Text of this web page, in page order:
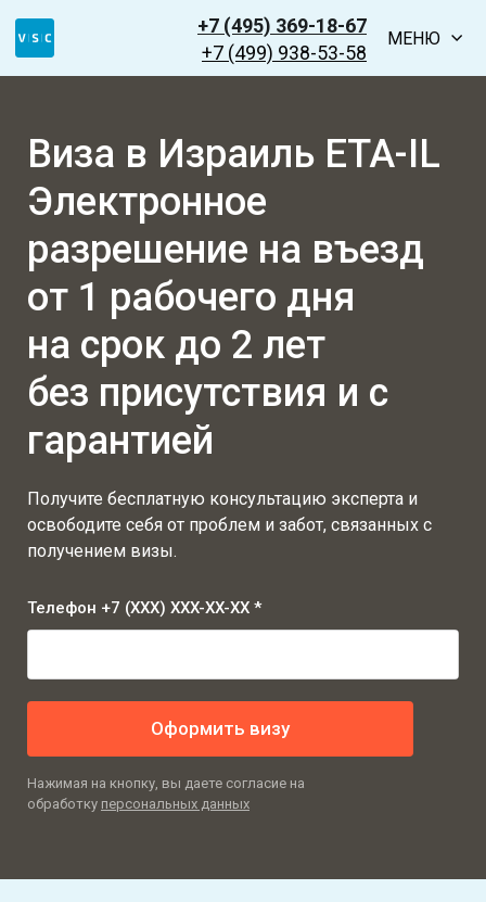
+7 (495) 369-18-67
+7 (499) 938-53-58
МЕНЮ
Виза в Израиль ETA-IL
Электронное
разрешение на въезд
от 1 рабочего дня
на срок до 2 лет
без присутствия и с
гарантией
Получите бесплатную консультацию эксперта и
освободите себя от проблем и забот, связанных с
получением визы.
Телефон +7 (XXX) XXX-XX-XX *
Оформить визу
Нажимая на кнопку, вы даете согласие на
обработку персональных данных